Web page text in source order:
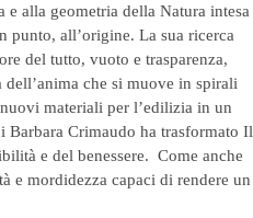
alla geometria della Natura intesa
all’origine. La sua ricerca
del tutto, vuoto e trasparenza,
che si muove in spirali
materiali per l’edilizia in un
Crimaudo ha trasformato Il
e del benessere.  Come anche
e mordidezza capaci di rendere un